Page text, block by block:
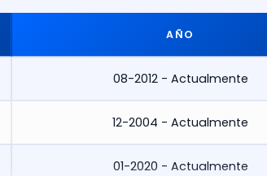
AÑO
08-2012 - Actualmente
12-2004 - Actualmente
01-2020 - Actualmente